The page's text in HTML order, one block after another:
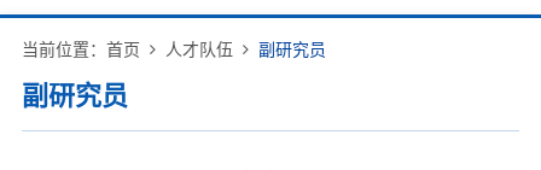
当前位置： 首页 人才队伍 副研究员
副研究员